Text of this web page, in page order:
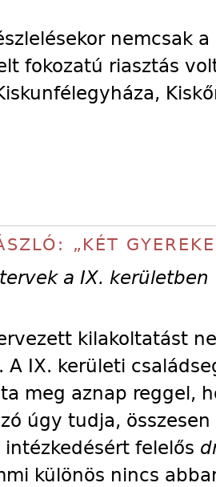
nemcsak
fokozatú riasztás
„KÉT
a IX. kerületben
kilakoltatást
A IX. kerületi
meg aznap reggel,
úgy tudja,
felelős
különös nincs